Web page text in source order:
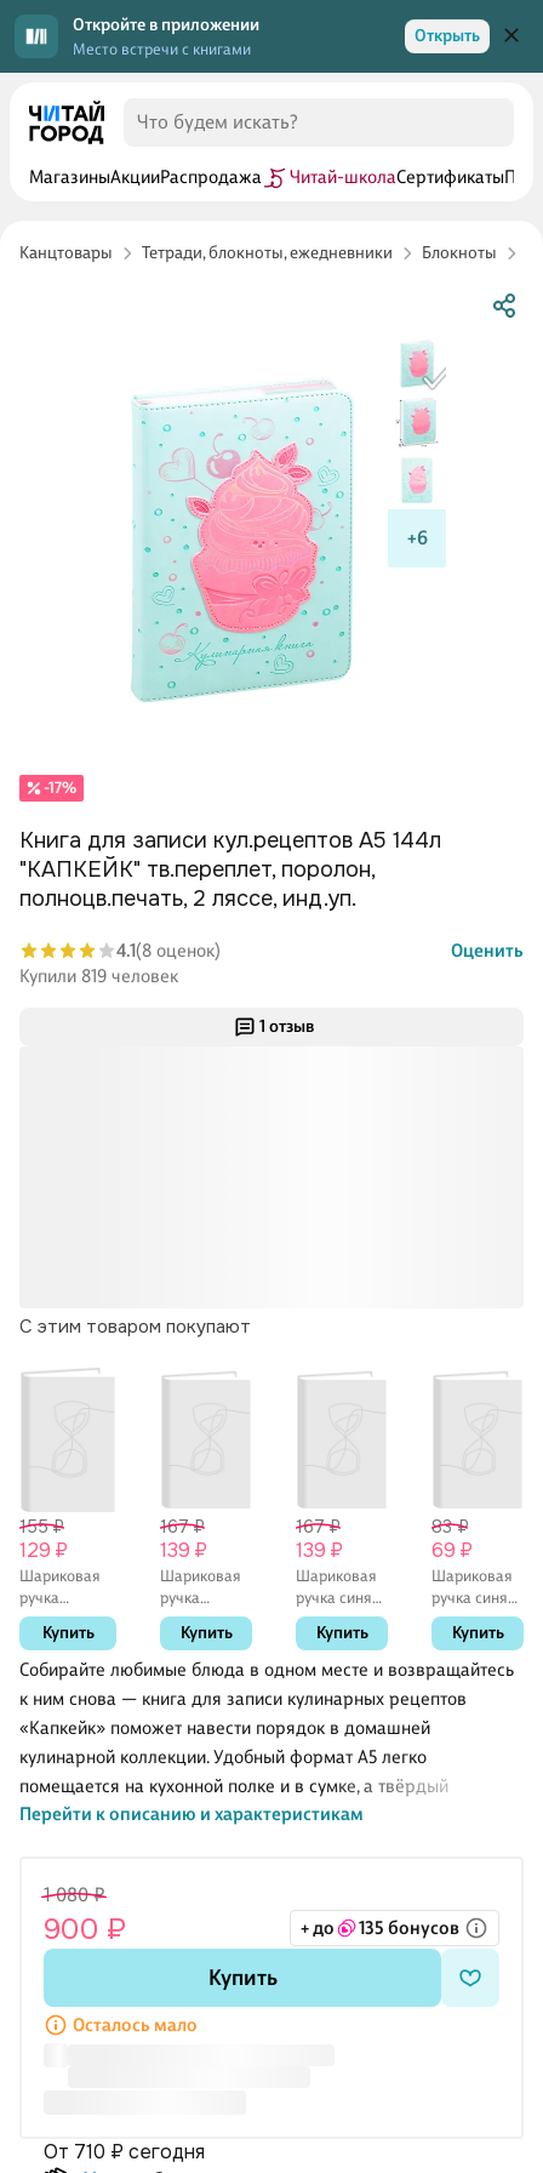
Откройте в приложении
Место встречи с книгами
Открыть
МагазиныАкцииРаспродажа Читай-школаСертификаты
Канцтовары Тетради, блокноты, ежедневники Блокноты
+6
1 отзыв
Собирайте любимые блюда в одном месте и возвращайтесь
к ним снова — книга для записи кулинарных рецептов
«Капкейк» поможет навести порядок в домашней
кулинарной коллекции. Удобный формат А5 легко
помещается на кухонной полке и в сумке, а твёрдый
переплёт с мягкой подложкой приятно держать в руках.
выпечку и основные блюда. Сшивка делает блок надёжным
— страницы хорошо держатся при частом использовании.
Книга поставляется в индивидуальной упаковке.
Перейти к описанию и характеристикам
С этим товаром покупают
155 ₽
129 ₽
Шариковая
ручка
голубая 0,5
мм, MC Gold,
MunHwa
Купить
167 ₽
139 ₽
Шариковая
ручка
чёрная 0,7
мм, xGold,
Berlingo
Купить
167 ₽
139 ₽
Шариковая
ручка синяя
автоматическая
0,7 мм,
Improve, Yoi,
ассортименте
Купить
83 ₽
69 ₽
Шариковая
ручка синяя
0,5 мм, Peak,
GoodMark
Купить
-17%
Книга для записи кул.рецептов А5 144л
"КАПКЕЙК" тв.переплет, поролон,
полноцв.печать, 2 ляссе, инд.уп.
4.1(8 оценок)
Оценить
Купили 819 человек
1 080 ₽
900 ₽ + до 135 бонусов
Купить
Осталось мало
от 710 ₽ сегодня